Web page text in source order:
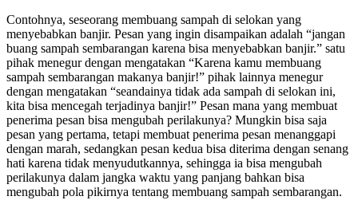
Contohnya, seseorang membuang sampah di selokan yang
menyebabkan banjir. Pesan yang ingin disampaikan adalah “jangan
buang sampah sembarangan karena bisa menyebabkan banjir.” satu
pihak menegur dengan mengatakan “Karena kamu membuang
sampah sembarangan makanya banjir!” pihak lainnya menegur
dengan mengatakan “seandainya tidak ada sampah di selokan ini,
kita bisa mencegah terjadinya banjir!” Pesan mana yang membuat
penerima pesan bisa mengubah perilakunya? Mungkin bisa saja
pesan yang pertama, tetapi membuat penerima pesan menanggapi
dengan marah, sedangkan pesan kedua bisa diterima dengan senang
hati karena tidak menyudutkannya, sehingga ia bisa mengubah
perilakunya dalam jangka waktu yang panjang bahkan bisa
mengubah pola pikirnya tentang membuang sampah sembarangan.